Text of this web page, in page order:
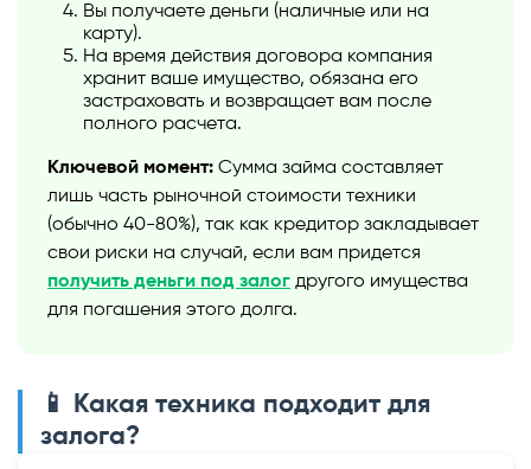
Вы получаете деньги (наличные или на
карту).
На время действия договора компания
хранит ваше имущество, обязана его
застраховать и возвращает вам после
полного расчета.
Ключевой момент: Сумма займа составляет
лишь часть рыночной стоимости техники
(обычно 40-80%), так как кредитор закладывает
свои риски на случай, если вам придется
получить деньги под залог другого имущества
для погашения этого долга.
📱 Какая техника подходит для
залога?